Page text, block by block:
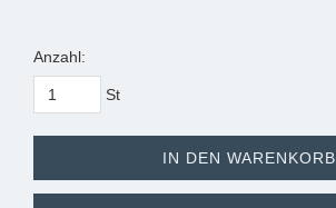
Anzahl:
St
IN DEN WARENKORB